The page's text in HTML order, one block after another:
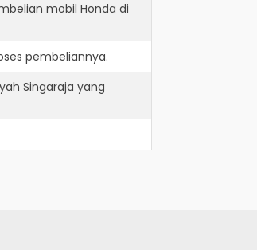
mobil Honda di
pembeliannya.
Singaraja yang